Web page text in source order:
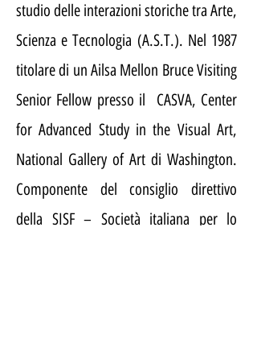
studio delle interazioni storiche tra Arte,
Scienza e Tecnologia (A.S.T.). Nel 1987
titolare di un Ailsa Mellon Bruce Visiting
Senior Fellow presso il CASVA, Center
for Advanced Study in the Visual Art,
National Gallery of Art di Washington.
Componente del consiglio direttivo
della SISF – Società italiana per lo